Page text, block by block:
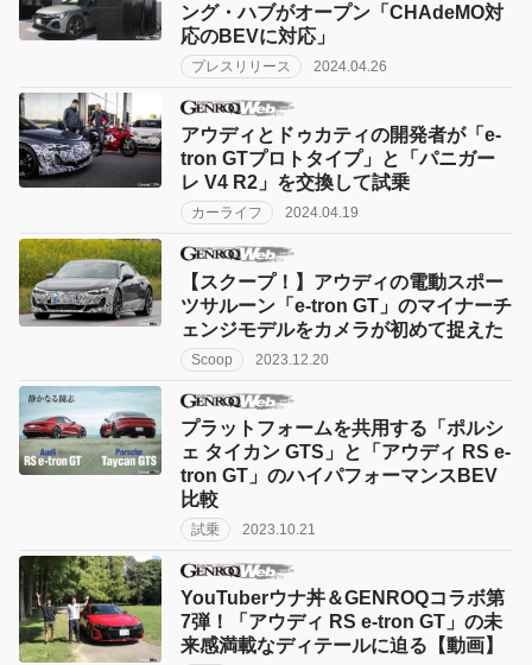
ング・ハブがオープン「CHAdeMO対
応のBEVに対応」
プレスリリース 2024.04.26
アウディとドゥカティの開発者が「e-
tron GTプロトタイプ」と「パニガー
レ V4 R2」を交換して試乗
カーライフ 2024.04.19
【スクープ！】アウディの電動スポー
ツサルーン「e-tron GT」のマイナーチ
ェンジモデルをカメラが初めて捉えた
Scoop 2023.12.20
プラットフォームを共用する「ポルシ
ェ タイカン GTS」と「アウディ RS e-
tron GT」のハイパフォーマンスBEV
比較
試乗 2023.10.21
YouTuberウナ丼＆GENROQコラボ第
7弾！「アウディ RS e-tron GT」の未
来感満載なディテールに迫る【動画】